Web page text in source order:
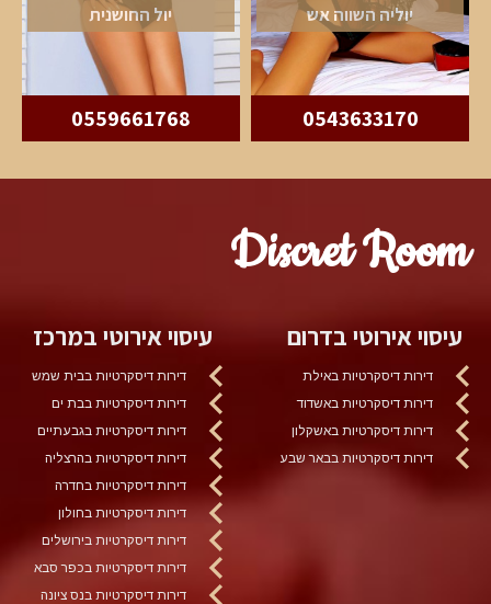
יוליה השווה אש
0543633170
יול החושנית
0559661768
Discret Room
עיסוי אירוטי בדרום
דירות דיסקרטיות באילת
דירות דיסקרטיות באשדוד
דירות דיסקרטיות באשקלון
דירות דיסקרטיות בבאר שבע
עיסוי אירוטי במרכז
דירות דיסקרטיות בבית שמש
דירות דיסקרטיות בבת ים
דירות דיסקרטיות בגבעתיים
דירות דיסקרטיות בהרצליה
דירות דיסקרטיות בחדרה
דירות דיסקרטיות בחולון
דירות דיסקרטיות בירושלים
דירות דיסקרטיות בכפר סבא
דירות דיסקרטיות בנס ציונה